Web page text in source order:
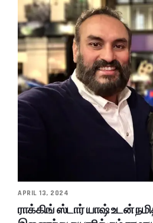
APRIL 13, 2024
ராக்கிங் ஸ்டார் யாஷ் உடன்